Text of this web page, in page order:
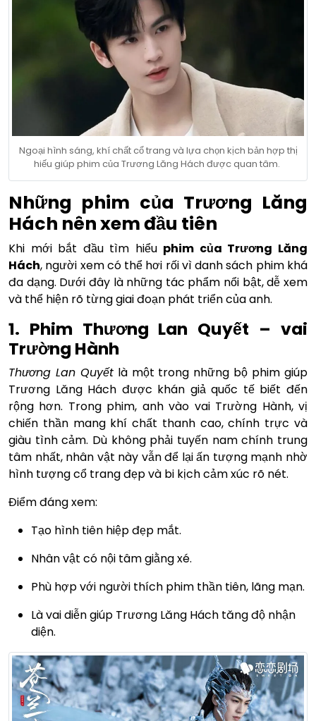
Ngoại hình sáng, khí chất cổ trang và lựa chọn kịch bản hợp thị
hiếu giúp phim của Trương Lăng Hách được quan tâm.
Những phim của Trương Lăng
Hách nên xem đầu tiên
Khi mới bắt đầu tìm hiểu phim của Trương Lăng
Hách, người xem có thể hơi rối vì danh sách phim khá
đa dạng. Dưới đây là những tác phẩm nổi bật, dễ xem
và thể hiện rõ từng giai đoạn phát triển của anh.
1. Phim Thương Lan Quyết – vai
Trường Hành
Thương Lan Quyếtlà một trong những bộ phim giúp
Trương Lăng Hách được khán giả quốc tế biết đến
rộng hơn. Trong phim, anh vào vai Trường Hành, vị
chiến thần mang khí chất thanh cao, chính trực và
giàu tình cảm. Dù không phải tuyến nam chính trung
tâm nhất, nhân vật này vẫn để lại ấn tượng mạnh nhờ
hình tượng cổ trang đẹp và bi kịch cảm xúc rõ nét.
Điểm đáng xem:
Tạo hình tiên hiệp đẹp mắt.
Nhân vật có nội tâm giằng xé.
Phù hợp với người thích phim thần tiên, lãng mạn.
Là vai diễn giúp Trương Lăng Hách tăng độ nhận
diện.